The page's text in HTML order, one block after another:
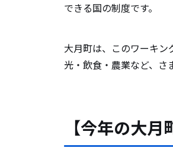
大月町ワーホリ
できる国の制度です。
大月町は、このワーキ
光・飲食・農業など、さ
【今年の大